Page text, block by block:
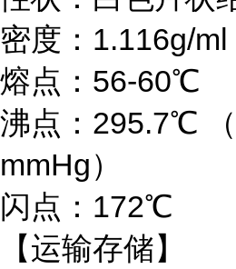
密度： 1.116g/ml
熔点： 56-60℃
沸点： 295.7℃
mmHg）
闪点： 172℃
【运输存储】